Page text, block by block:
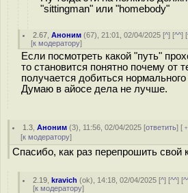
"sittingman" или "homebody"
2.67 ,Аноним (67), 21:01, 02/04/2025 [^] [^^] [
[к модератору]
Если посмотреть какой "путь"
то становится понятно почему от
получается добиться нормального
Думаю в айосе дела не лучше.
1.3 ,Аноним (3), 11:56, 02/04/2025 [ответить] [
[к модератору]
Спасибо, как раз перепрошить свой
2.19 ,kravich (ok), 14:18, 02/04/2025 [^] [^^] [
[к модератору]